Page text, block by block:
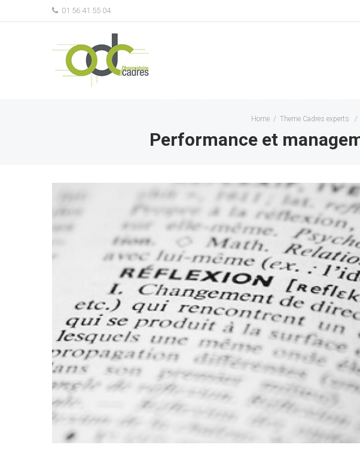
01 56 41 55 04
Home / Theme Cadres experts /
Performance et